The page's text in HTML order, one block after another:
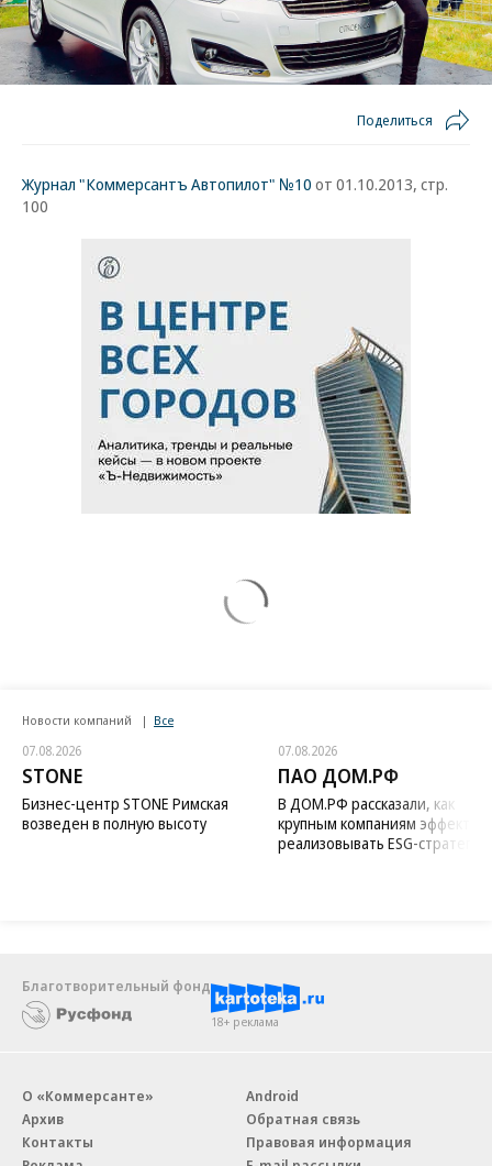
Поделиться
Журнал "Коммерсантъ Автопилот" №10 от 01.10.2013, стр.
100
Новости компаний Все
07.08.2026
STONE
Бизнес-центр STONE Римская
возведен в полную высоту
07.08.2026
ПАО ДОМ.РФ
В ДОМ.РФ рассказали, как
крупным компаниям
реализовывать ESG-стратегию
Благотворительный фонд
18+ реклама
О «Коммерсанте»
Архив
Контакты
Android
Обратная связь
Правовая информация